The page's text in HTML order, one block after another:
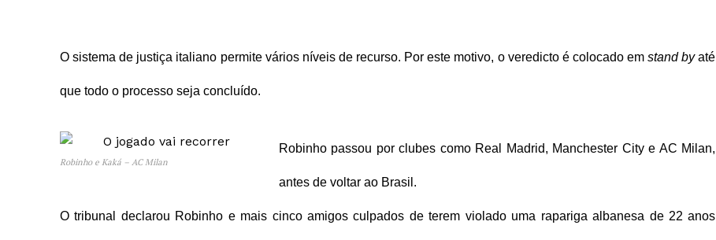
O sistema de justiça italiano permite vários níveis de recurso. Por este motivo, o veredicto é colocado emstand byaté
que todo o processo seja concluído.
Robinho e Kaká – AC Milan
Robinho passou por clubes como Real Madrid, Manchester City e AC Milan,
antes de voltar ao Brasil.
O tribunal declarou Robinho e mais cinco amigos culpados de terem violado uma rapariga albanesa de 22 anos